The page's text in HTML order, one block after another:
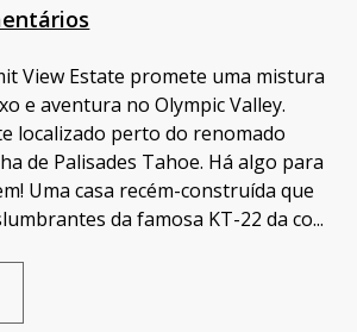
View Estate promete uma mistura
e aventura no Olympic Valley.
localizado perto do renomado
de Palisades Tahoe. Há algo para
Uma casa recém-construída que
da famosa KT-22 da co...